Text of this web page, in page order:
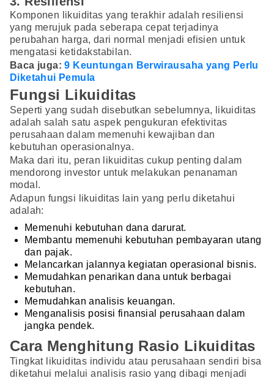
Komponen likuiditas yang terakhir adalah resiliensi
yang merujuk pada seberapa cepat terjadinya
perubahan harga, dari normal menjadi efisien untuk
mengatasi ketidakstabilan.
Baca juga:9 Keuntungan Berwirausaha yang Perlu
Diketahui Pemula
Fungsi Likuiditas
Seperti yang sudah disebutkan sebelumnya, likuiditas
adalah salah satu aspek pengukuran efektivitas
perusahaan dalam memenuhi kewajiban dan
kebutuhan operasionalnya.
Maka dari itu, peran likuiditas cukup penting dalam
mendorong investor untuk melakukan penanaman
modal.
Adapun fungsi likuiditas lain yang perlu diketahui
adalah:
Memenuhi kebutuhan dana darurat.
Membantu memenuhi kebutuhan pembayaran utang
dan pajak.
Melancarkan jalannya kegiatan operasional bisnis.
Memudahkan penarikan dana untuk berbagai
kebutuhan.
Memudahkan analisis keuangan.
Menganalisis posisi finansial perusahaan dalam
jangka pendek.
Cara Menghitung Rasio Likuiditas
Tingkat likuiditas individu atau perusahaan sendiri bisa
diketahui melalui analisis rasio yang dibagi menjadi